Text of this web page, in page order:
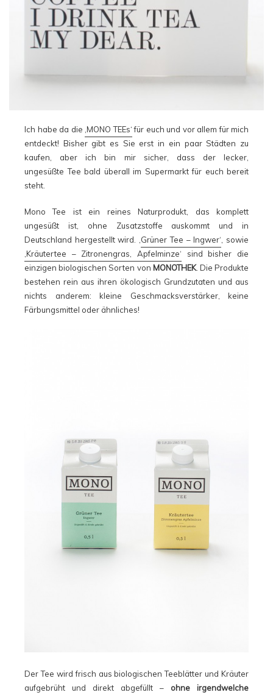
Ich habe da die ‚MONO TEEs‘für euch und vor allem für mich
entdeckt! Bisher gibt es Sie erst in ein paar Städten zu
kaufen, aber ich bin mir sicher, dass der lecker,
ungesüßte Tee bald überall im Supermarkt für euch bereit
steht.
Mono Tee ist ein reines Naturprodukt, das komplett
ungesüßt ist, ohne Zusatzstoffe auskommt und in
Deutschland hergestellt wird. ‚ Grüner Tee – Ingwer‘ , sowie
‚Kräutertee – Zitronengras, Apfelminze‘ sind bisher die
einzigen biologischen Sorten von MONOTHEK. Die Produkte
bestehen rein aus ihren ökologisch Grundzutaten und aus
nichts anderem: kleine Geschmacksverstärker, keine
Färbungsmittel oder ähnliches!
Der Tee wird frisch aus biologischen Teeblätter und Kräuter
aufgebrüht und direkt abgefüllt – ohne irgendwelche